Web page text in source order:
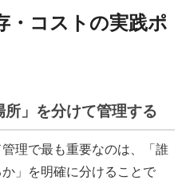
・コストの実践ポ
」を分けて管理する
理で最も重要なのは、「誰
」を明確に分けることで